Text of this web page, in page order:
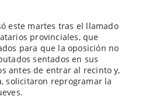
este martes tras el llamado
provinciales, que
para que la oposición no
sentados en sus
antes de entrar al recinto y,
solicitaron reprogramar la